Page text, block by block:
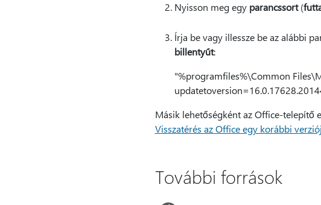
Nyisson meg egy parancssort(
Írja be vagy illessze be az alábbi
billentyűt:
"%programfiles%\Common
Másik lehetőségként az Office-telepítő
Visszatérés az Office egy korábbi
További források